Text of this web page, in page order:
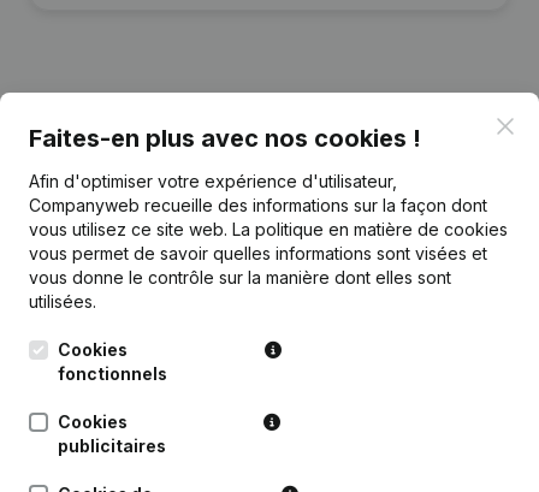
Date Publication
05-09-2025
Capital - Actions - Demissions -
Nominations(NL)
06-01-2020
Personne Morale, Ouverture
Faites-en plus avec nos cookies !
Afin d'optimiser votre expérience d'utilisateur,
Companyweb recueille des informations sur la façon dont
vous utilisez ce site web. La politique en matière de cookies
vous permet de savoir quelles informations sont visées et
vous donne le contrôle sur la manière dont elles sont
utilisées.
Cookies
fonctionnels
Cookies
publicitaires